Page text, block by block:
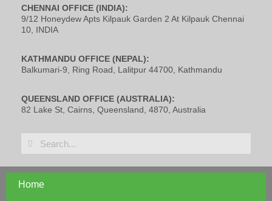
CHENNAI OFFICE (INDIA):
9/12 Honeydew Apts Kilpauk Garden 2 At Kilpauk Chennai
10, INDIA
KATHMANDU OFFICE (NEPAL):
Balkumari-9, Ring Road, Lalitpur 44700, Kathmandu
QUEENSLAND OFFICE (AUSTRALIA):
82 Lake St, Cairns, Queensland, 4870, Australia
Home